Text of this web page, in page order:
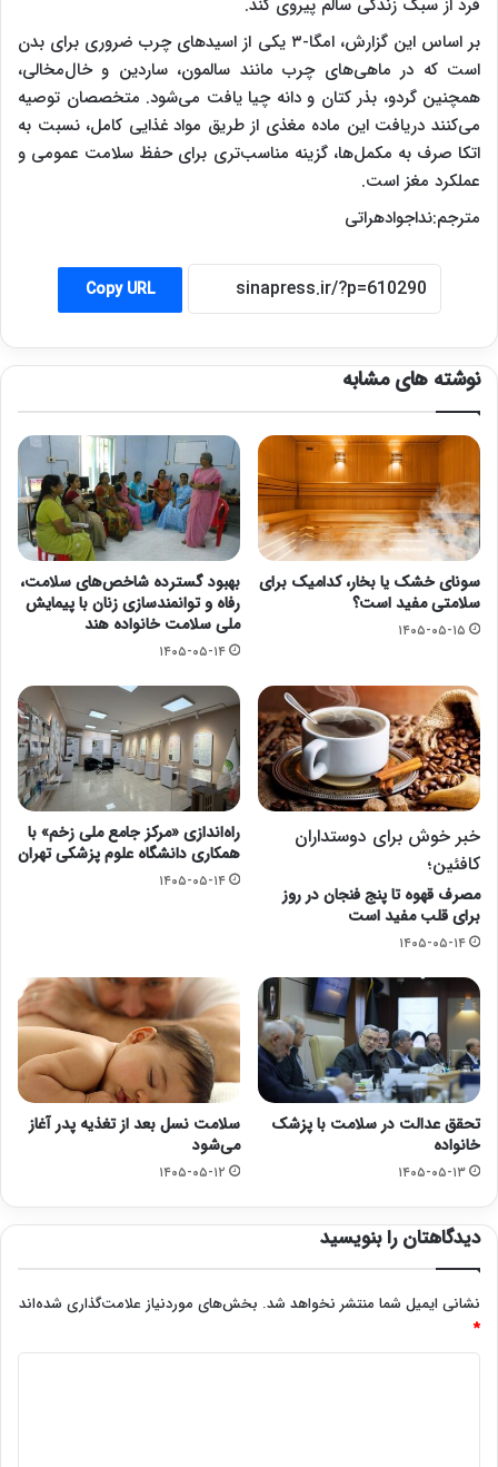
فرد از سبک زندگی سالم پیروی کند.
بر اساس این گزارش، امگا-۳ یکی از اسیدهای چرب ضروری برای بدن
است که در ماهی‌های چرب مانند سالمون، ساردین و خال‌مخالی،
همچنین گردو، بذر کتان و دانه چیا یافت می‌شود. متخصصان توصیه
می‌کنند دریافت این ماده مغذی از طریق مواد غذایی کامل، نسبت به
اتکا صرف به مکمل‌ها، گزینه مناسب‌تری برای حفظ سلامت عمومی و
عملکرد مغز است.
مترجم:نداجوادهراتی
Copy URL
نوشته های مشابه
سونای خشک یا بخار، کدامیک برای
سلامتی مفید است؟
۱۴۰۵-۰۵-۱۵
بهبود گسترده شاخص‌های سلامت،
رفاه و توانمندسازی زنان با پیمایش
ملی سلامت خانواده هند
۱۴۰۵-۰۵-۱۴
خبر خوش برای دوستداران
کافئین؛
مصرف قهوه تا پنج فنجان در روز
برای قلب مفید است
۱۴۰۵-۰۵-۱۴
راه‌اندازی «مرکز جامع ملی زخم» با
همکاری دانشگاه علوم پزشکی تهران
۱۴۰۵-۰۵-۱۴
تحقق عدالت در سلامت با پزشک
خانواده
۱۴۰۵-۰۵-۱۳
سلامت نسل بعد از تغذیه پدر آغاز
می‌شود
۱۴۰۵-۰۵-۱۲
دیدگاهتان را بنویسید
نشانی ایمیل شما منتشر نخواهد شد. بخش‌های موردنیاز علامت‌گذاری شده‌اند
*